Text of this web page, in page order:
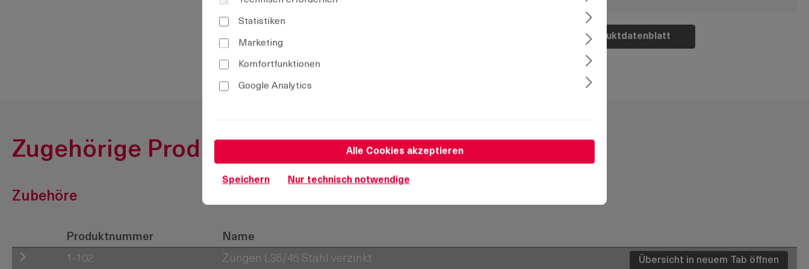
Produktdatenblatt
Zugehörige Produkte
Zubehöre
Produktnummer
Name
1-102
Zungen L35/45 Stahl verzinkt Übersicht in neuem Tab öffnen
Statistiken
Marketing
Komfortfunktionen
Google Analytics
Alle Cookies akzeptieren
Speichern Nur technisch notwendige